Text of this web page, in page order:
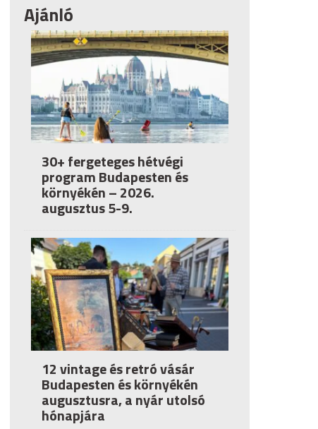
Ajánló
30+ fergeteges hétvégi
program Budapesten és
környékén – 2026.
augusztus 5-9.
12 vintage és retró vásár
Budapesten és környékén
augusztusra, a nyár utolsó
hónapjára